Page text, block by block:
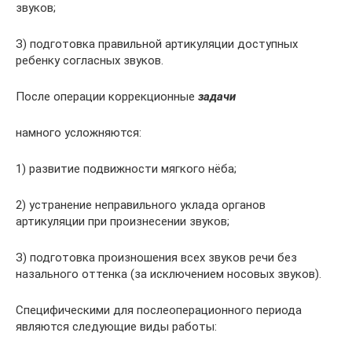
звуков;
З) подготовка правильной артикуляции доступных
ребенку согласных звуков.
После операции коррекционные задачи
намного усложняются:
1) развитие подвижности мягкого нёба;
2) устранение неправильного уклада органов
артикуляции при произнесении звуков;
З) подготовка произношения всех звуков речи без
назального оттенка (за исключением носовых звуков).
Специфическими для послеоперационного периода
являются следующие виды работы: